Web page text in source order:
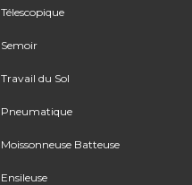
Télescopique
Semoir
Travail du Sol
Pneumatique
Moissonneuse Batteuse
Ensileuse